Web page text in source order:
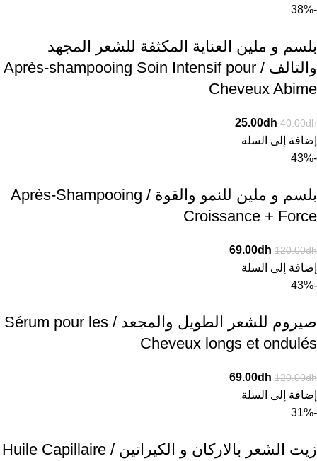
-38%
بلسم و ملين العناية المكثفة للشعر المجهد
والتالف / Après-shampooing Soin Intensif pour
Cheveux Abime
40.00dh
25.00dh
إضافة إلى السلة
-43%
بلسم و ملين للنمو والقوة / Après-Shampooing
Croissance + Force
120.00dh
69.00dh
إضافة إلى السلة
-43%
صيروم للشعر الطويل والمجعد / Sérum pour les
Cheveux longs et ondulés
120.00dh
69.00dh
إضافة إلى السلة
-31%
زيت الشعر بالاركان و الكيراتين / Huile Capillaire